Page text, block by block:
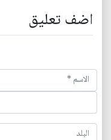
اضف تعليق